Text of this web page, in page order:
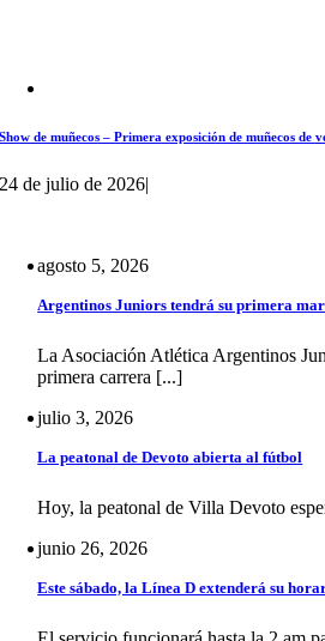
Show de muñecos – Primera exposición de muñecos de
24 de julio de 2026|
agosto 5, 2026
Argentinos Juniors tendrá su primera
La Asociación Atlética Argentinos
primera carrera [...]
julio 3, 2026
La peatonal de Devoto abierta al fútbol
Hoy, la peatonal de Villa Devoto
junio 26, 2026
Este sábado, la Línea D extenderá su